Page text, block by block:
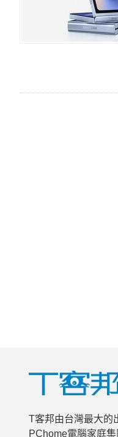
T客邦由台灣最大的
PChome電腦家庭